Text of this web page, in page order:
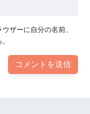
ザーに自分の名前、